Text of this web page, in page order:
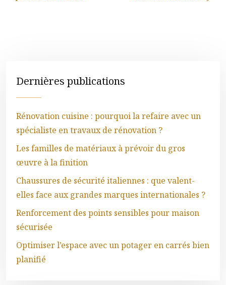
Dernières publications
Rénovation cuisine : pourquoi la refaire avec un
spécialiste en travaux de rénovation ?
Les familles de matériaux à prévoir du gros
œuvre à la finition
Chaussures de sécurité italiennes : que valent-
elles face aux grandes marques internationales ?
Renforcement des points sensibles pour maison
sécurisée
Optimiser l’espace avec un potager en carrés bien
planifié